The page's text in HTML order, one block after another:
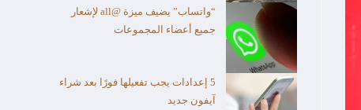
“واتساب” يضيف ميزة @all لإشعار
جميع أعضاء المجموعات
5 إعدادات يجب تفعيلها فورًا بعد شراء
آيفون جديد